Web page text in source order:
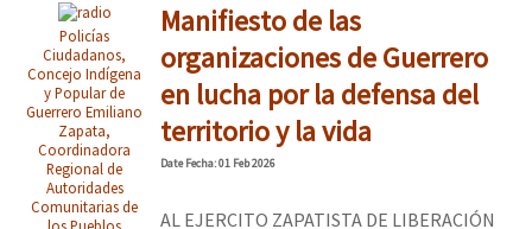
Policías
Ciudadanos,
Concejo Indígena
y Popular de
Guerrero Emiliano
Zapata,
Coordinadora
Regional de
Autoridades
Comunitarias de
Manifiesto de las
organizaciones de Guerrero
en lucha por la defensa del
territorio y la vida
DateFecha: 01 Feb 2026
AL EJERCITO ZAPATISTA DE LIBERACIÓN